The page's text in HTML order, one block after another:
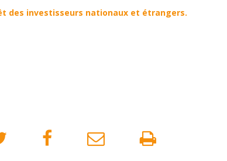
des investisseurs nationaux et étrangers.